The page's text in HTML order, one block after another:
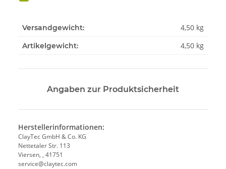
Versandgewicht: 4,50 kg
Artikelgewicht: 4,50 kg
Angaben zur Produktsicherheit
Herstellerinformationen:
ClayTec GmbH & Co. KG
Nettetaler Str. 113
Viersen, , 41751
service@claytec.com